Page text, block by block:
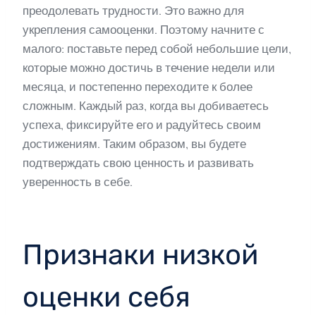
преодолевать трудности. Это важно для
укрепления самооценки. Поэтому начните с
малого: поставьте перед собой небольшие цели,
которые можно достичь в течение недели или
месяца, и постепенно переходите к более
сложным. Каждый раз, когда вы добиваетесь
успеха, фиксируйте его и радуйтесь своим
достижениям. Таким образом, вы будете
подтверждать свою ценность и развивать
уверенность в себе.
Признаки низкой
оценки себя